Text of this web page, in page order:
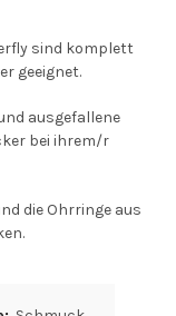
sind komplett
geeignet.
ausgefallene
bei ihrem/r
die Ohrringe aus